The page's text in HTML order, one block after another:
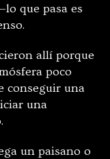
que pasa es
allí porque
poco
conseguir una
una
un paisano o